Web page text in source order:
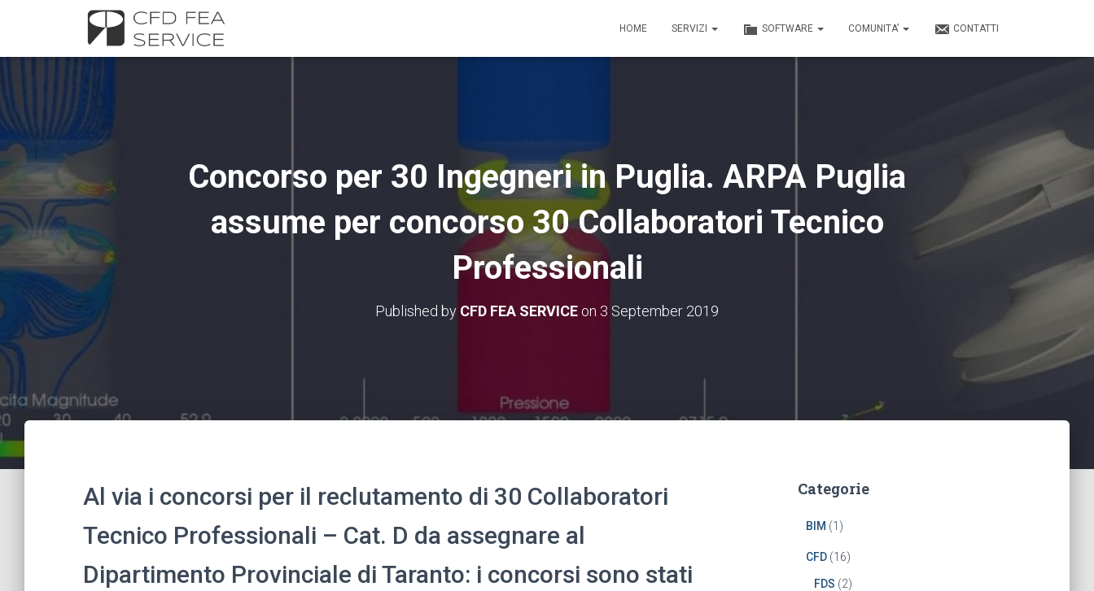
HOME SERVIZI SOFTWARE COMUNITA’ CONTATTI
Concorso per 30 Ingegneri in Puglia. ARPA Puglia
assume per concorso 30 Collaboratori Tecnico
Professionali
Published by CFD FEA SERVICE on 3 September 2019
Al via i concorsi per il reclutamento di 30 Collaboratori
Tecnico Professionali – Cat. D da assegnare al
Dipartimento Provinciale di Taranto: i concorsi sono stati
Categorie
BIM (1)
CFD(16)
FDS (2)